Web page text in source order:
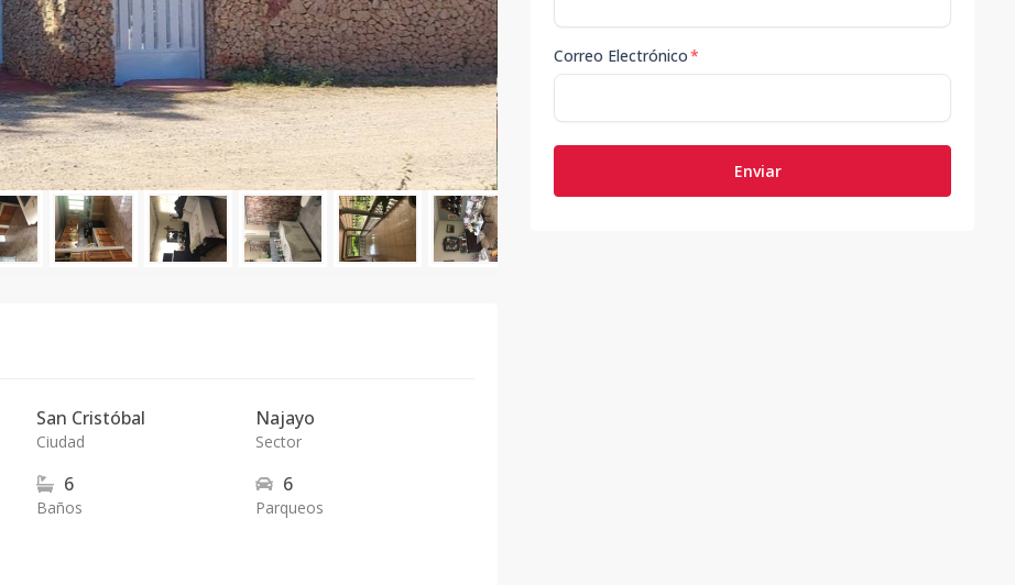
San Cristóbal
Ciudad
Najayo
Sector
6
Baños
6
Parqueos
Correo Electrónico*
Enviar